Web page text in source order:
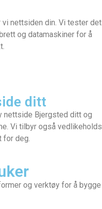
vi nettsiden din. Vi tester det
og datamaskiner for å
ditt
nettside Bjergsted ditt og
Vi tilbyr også vedlikeholds
for deg.
og verktøy for å bygge